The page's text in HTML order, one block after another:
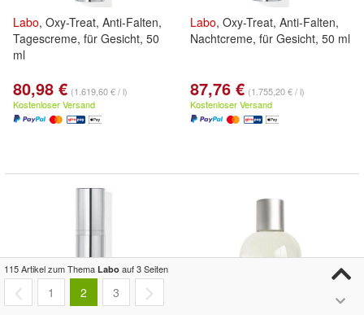
Labo, Oxy-Treat, Anti-Falten,
Tagescreme, für Gesicht, 50
ml
80,98 € (1.619,60 € / l)
Kostenloser Versand
Labo, Oxy-Treat, Anti-Falten,
Nachtcreme, für Gesicht, 50 ml
87,76 € (1.755,20 € / l)
Kostenloser Versand
115 Artikel zum Thema Labo auf 3 Seiten
1 2 3